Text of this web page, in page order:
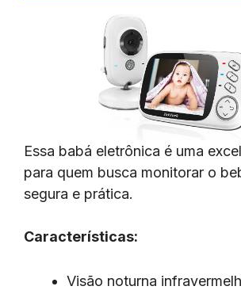
Essa babá eletrônica é uma
para quem busca monitorar o
segura e prática.
Características:
Visão noturna